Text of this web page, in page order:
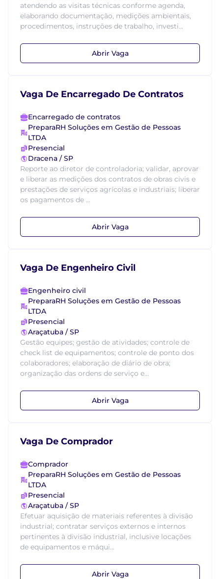
atendendo as visitas técnicas conforme agenda,
elaborando documentação, medições ambientais,
procedimentos, instruções de trabalho, investi...
Abrir Vaga
Vaga De Encarregado De Contratos
Encarregado de contratos
PreparaRH Soluções em Gestão de Pessoas
LTDA
Presencial
Dracena / SP
Reporte ao diretor de controladoria; validar, aprovar
e liberar as medições dos contratos de obras civis e
prestações de serviços agrícolas e industriais; liberar
os pagamentos de ...
Abrir Vaga
Vaga De Engenheiro Civil
Engenheiro civil
PreparaRH Soluções em Gestão de Pessoas
LTDA
Presencial
Araçatuba / SP
Gestão equipes; gestão de atividades; controle de
check list de equipamentos; controle de ponto dos
colaboradores; elaboração de diário de obra;
organização das ordens de serviço e...
Abrir Vaga
Vaga De Comprador
Comprador
PreparaRH Soluções em Gestão de Pessoas
LTDA
Presencial
Araçatuba / SP
Efetuar aquisição de materiais referentes à divisão
industrial; contratar serviços externos e internos
pertinentes à divisão industrial, inclusive locações
de equipamentos e máqui...
Abrir Vaga